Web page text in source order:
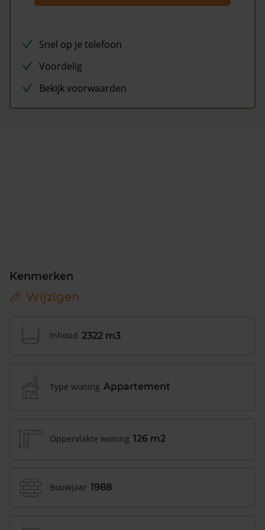
Snel op je telefoon
Voordelig
Bekijk voorwaarden
Kenmerken
Wijzigen
Inhoud 2322 m3
Type woning Appartement
Oppervlakte woning 126 m2
Bouwjaar 1988